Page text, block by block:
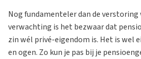
Nog fundamenteler dan de verstoring
verwachting is het bezwaar dat
zin wél privé-eigendom is. Het is wel
en ogen. Zo kun je pas bij je